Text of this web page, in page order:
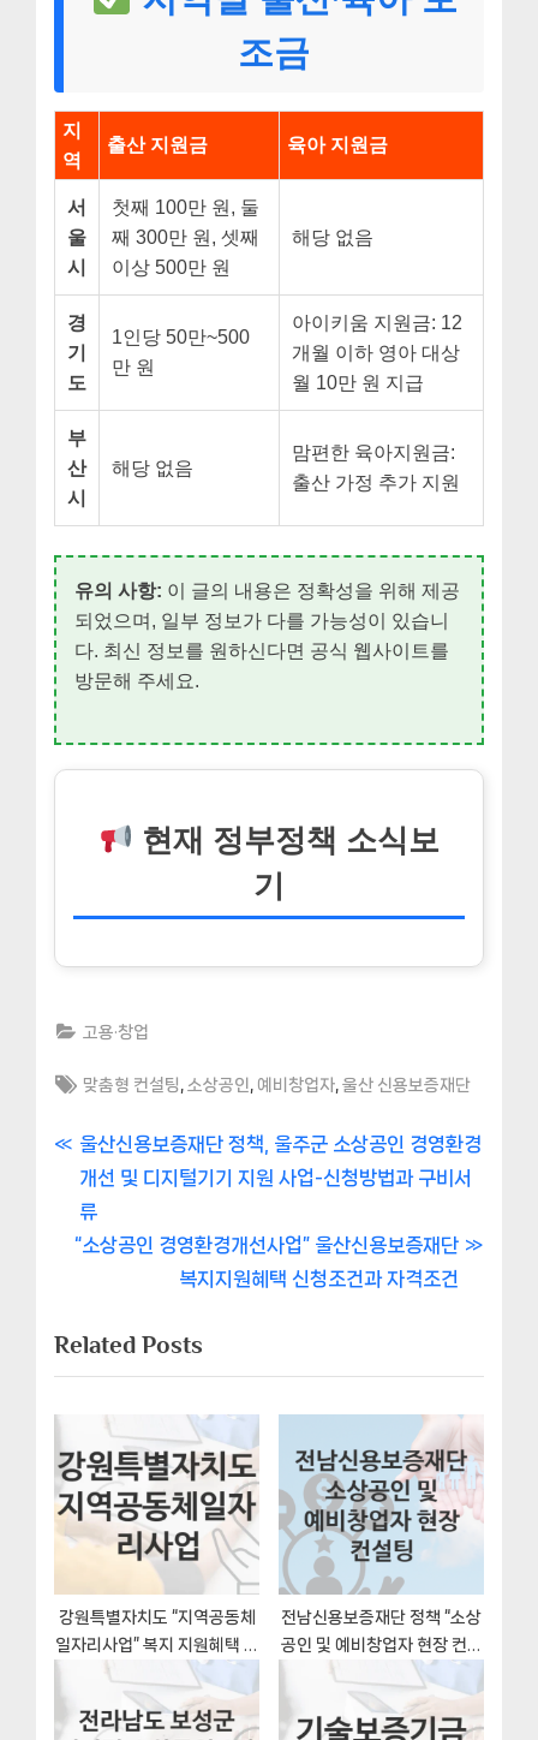
조금
지
역
출산 지원금 육아 지원금
서
울
시
첫째 100만 원, 둘
째 300만 원, 셋째
이상 500만 원
해당 없음
경
기
도
1인당 50만~500
만 원
아이키움 지원금: 12
개월 이하 영아 대상
월 10만 원 지급
부
산
시
해당 없음
맘편한 육아지원금:
출산 가정 추가 지원
유의 사항: 이 글의 내용은 정확성을 위해 제공
되었으며, 일부 정보가 다를 가능성이 있습니
다. 최신 정보를 원하신다면 공식 웹사이트를
방문해 주세요.
현재 정부정책 소식보
기
고용·창업
Tags:
맞춤형 컨설팅 소상공인 예비창업자 ,울산 신용보증재단
글
내
비
이
P
r
e
v
u
s
o
s
t
울산신용보증재단 정책, 울주군 소상공인 경영환경
개선 및 디지털기기 지원 사업-신청방법과 구비서
류
N
t
P
s
t
:
“소상공인 경영환경개선사업” 울산신용보증재단
복지지원혜택 신청조건과 자격조건
Related Posts
강원특별자치도 “지역공동체
일자리사업” 복지 지원혜택 신
청방법과 구비서류
전남신용보증재단 정책 “소상
공인 및 예비창업자 현장 컨설
팅” 서비스 관리부서 – 신청
일정과 자격조건